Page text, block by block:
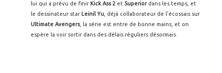
lui qui a prévu de finir Kick Ass 2 et Superiordans les temps, et
le dessinateur star Leinil Yu , déjà collaborateur de l'écossais sur
Ultimate Avengers, la série est entre de bonne mains, et on
espère la voir sortir dans des délais réguliers désormais.